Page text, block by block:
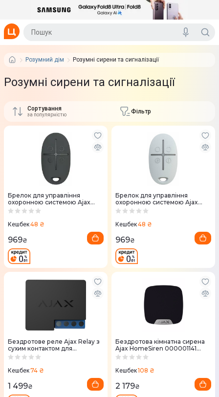
Розумний дім Розумні сирени та сигналізації
Розумні сирени та сигналізації
Сортування
за популярністю Фільтр
Брелок для управління
охоронною системою Ajax
SpaceControl (black)
Кешбек48 ₴
969₴
Брелок для управління
охоронною системою Ajax
SpaceControl (white)
Кешбек48 ₴
969₴
Бездротове реле Ajax Relay з
сухим контактом для
управління приладами (Black)
Кешбек74 ₴
1 499₴
Бездротова кімнатна сирена
Ajax HomeSiren 000001141
(Black)
Кешбек108 ₴
2 179₴